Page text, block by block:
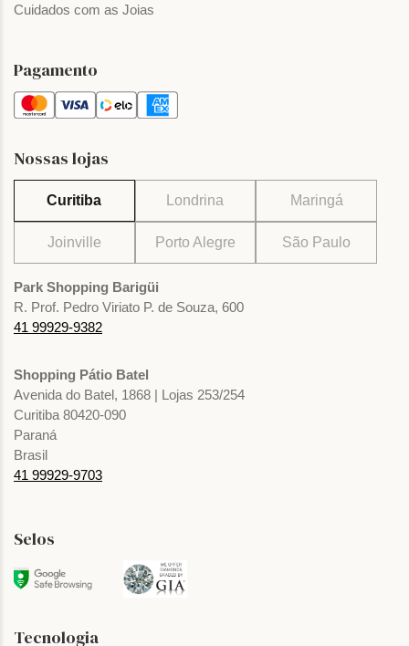
Cuidados com as Joias
Pagamento
Nossas lojas
Curitiba Londrina Maringá
Joinville Porto Alegre São Paulo
Park Shopping Barigüi
R. Prof. Pedro Viriato P. de Souza, 600
41 99929-9382
Shopping Pátio Batel
Avenida do Batel, 1868 | Lojas 253/254
Curitiba 80420-090
Paraná
Brasil
41 99929-9703
Selos
Tecnologia